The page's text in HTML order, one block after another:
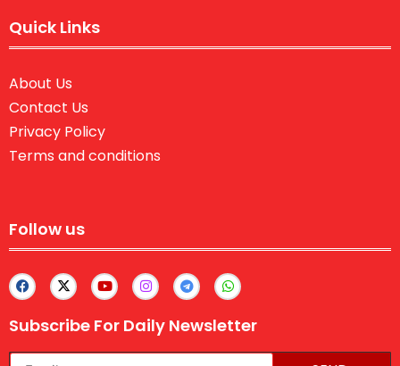
Quick Links
About Us
Contact Us
Privacy Policy
Terms and conditions
Follow us
Subscribe For Daily Newsletter